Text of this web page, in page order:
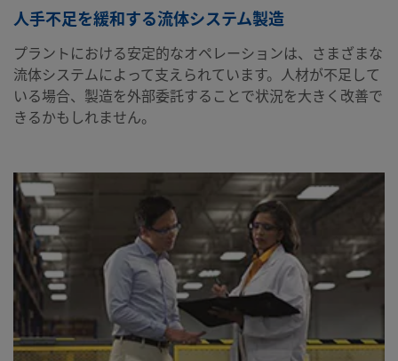
人手不足を緩和する流体システム製造
プラントにおける安定的なオペレーションは、さまざまな
流体システムによって支えられています。人材が不足して
いる場合、製造を外部委託することで状況を大きく改善で
きるかもしれません。